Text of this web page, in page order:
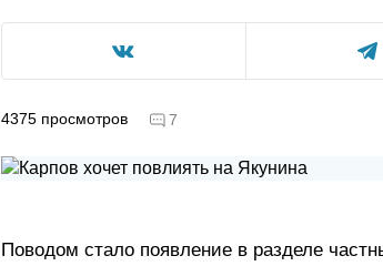
4375 просмотров 7
Поводом стало появление в разделе